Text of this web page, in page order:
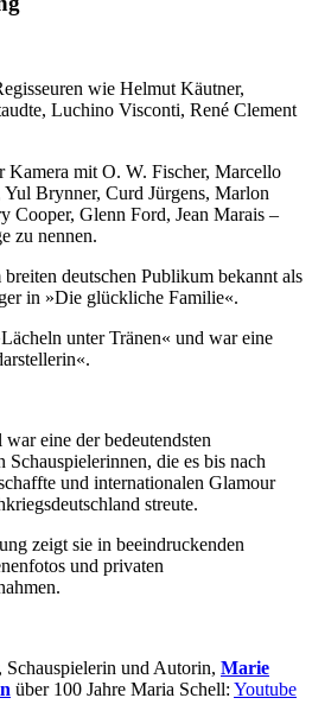
wie Helmut Käutner,
Luchino Visconti, René Clement
Kamera mit O. W. Fischer, Marcello
Brynner, Curd Jürgens, Marlon
Cooper, Glenn Ford, Jean Marais –
zu nennen.
breiten deutschen Publikum bekannt als
in »Die glückliche Familie«.
unter Tränen« und war eine
eine der bedeutendsten
Schauspielerinnen, die es bis nach
und internationalen Glamour
streute.
zeigt sie in beeindruckenden
und privaten
Schauspielerin und Autorin, Marie
über 100 Jahre Maria Schell: Youtube